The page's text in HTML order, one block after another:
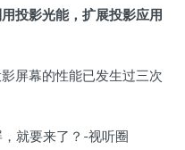
投影光能，扩展投影应用
屏幕的性能已发生过三次